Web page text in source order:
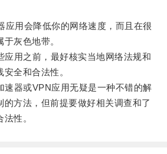
用会降低你的网络速度，而且在很
灰色地带。
用之前，最好核实当地网络法规和
全和合法性。
器或VPN应用无疑是一种不错的解
的方法，但前提要做好相关调查和了
性。